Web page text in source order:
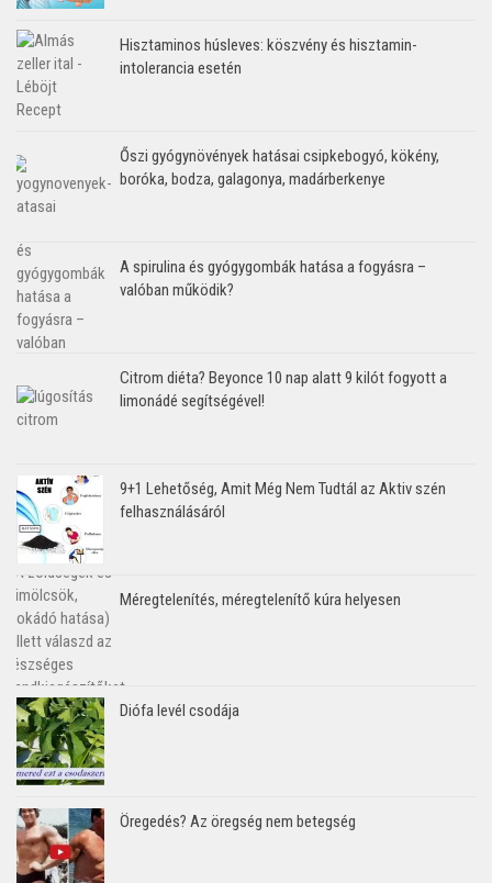
Hisztaminos húsleves: köszvény és hisztamin-
intolerancia esetén
Őszi gyógynövények hatásai csipkebogyó, kökény,
boróka, bodza, galagonya, madárberkenye
A spirulina és gyógygombák hatása a fogyásra –
valóban működik?
Citrom diéta? Beyonce 10 nap alatt 9 kilót fogyott a
limonádé segítségével!
9+1 Lehetőség, Amit Még Nem Tudtál az Aktiv szén
felhasználásáról
Méregtelenítés, méregtelenítő kúra helyesen
Diófa levél csodája
Öregedés? Az öregség nem betegség